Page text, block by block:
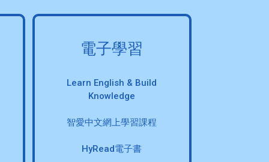
電子學習
Learn English & Build
Knowledge
智愛中文網上學習課程
HyRead電子書